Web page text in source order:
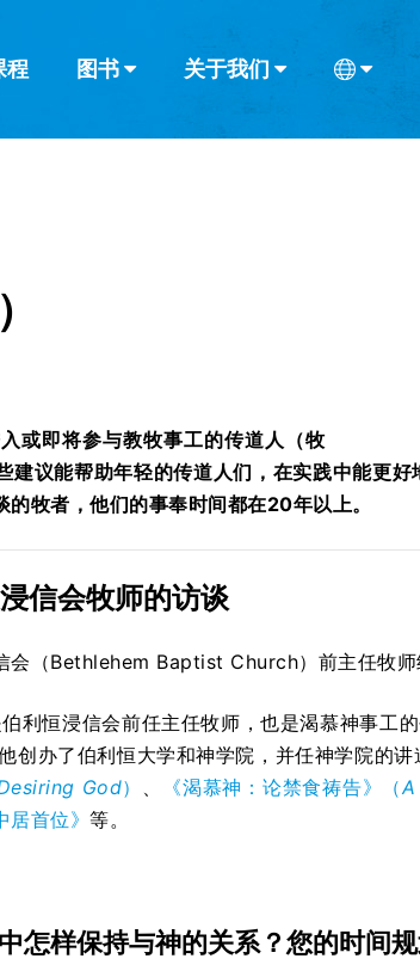
程 图书 关于我们
查看全部
查看全部
或即将参与教牧事工的传道人（牧
议能帮助年轻的传道人们，在实践中能更好
的牧者，他们的事奉时间都在20年以上。
信会牧师的访谈
会（Bethlehem Baptist Church）前主任牧师
利恒浸信会前任主任牧师，也是渴慕神事工
创办了伯利恒大学和神学院，并任神学院的
God） 、 《渴慕神：论禁食祷告》（
居首位》 等。
怎样保持与神的关系？您的时间